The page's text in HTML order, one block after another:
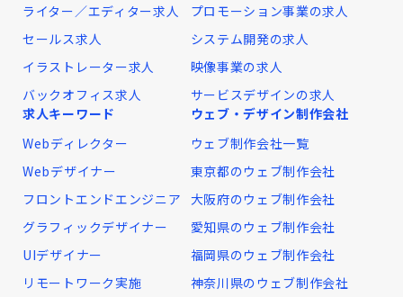
ライター／エディター求人
セールス求人
イラストレーター求人
バックオフィス求人
プロモーション事業の求人
システム開発の求人
映像事業の求人
サービスデザインの求人
求人キーワード
Webディレクター
Webデザイナー
フロントエンドエンジニア
グラフィックデザイナー
UIデザイナー
リモートワーク実施
ウェブ・デザイン制作会社
ウェブ制作会社一覧
東京都のウェブ制作会社
大阪府のウェブ制作会社
愛知県のウェブ制作会社
福岡県のウェブ制作会社
神奈川県のウェブ制作会社